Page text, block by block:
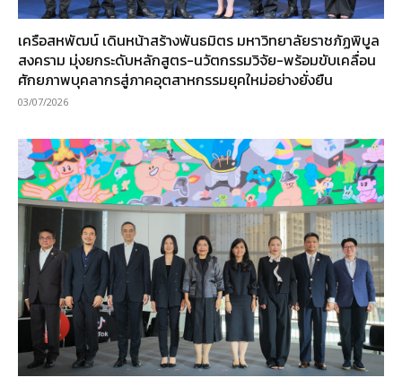
เครือสหพัฒน์ เดินหน้าสร้างพันธมิตร มหาวิทยาลัยราชภัฏพิบูล
สงคราม มุ่งยกระดับหลักสูตร-นวัตกรรมวิจัย-พร้อมขับเคลื่อน
ศักยภาพบุคลากรสู่ภาคอุตสาหกรรมยุคใหม่อย่างยั่งยืน
03/07/2026